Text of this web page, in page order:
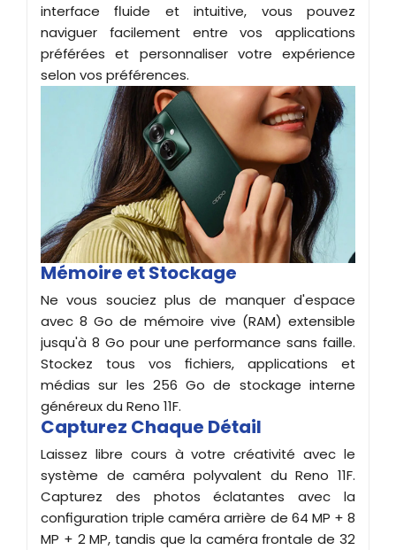
interface fluide et intuitive, vous pouvez
naviguer facilement entre vos applications
préférées et personnaliser votre expérience
selon vos préférences.
Mémoire et Stockage
Ne vous souciez plus de manquer d'espace
avec 8 Go de mémoire vive (RAM) extensible
jusqu'à 8 Go pour une performance sans faille.
Stockez tous vos fichiers, applications et
médias sur les 256 Go de stockage interne
généreux du Reno 11F.
Capturez Chaque Détail
Laissez libre cours à votre créativité avec le
système de caméra polyvalent du Reno 11F.
Capturez des photos éclatantes avec la
configuration triple caméra arrière de 64 MP + 8
MP + 2 MP, tandis que la caméra frontale de 32